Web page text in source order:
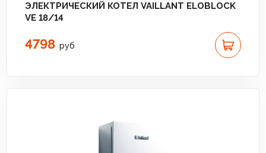
ЭЛЕКТРИЧЕСКИЙ КОТЕЛ VAILLANT ELOBLOCK
VE 18/14
4798 руб